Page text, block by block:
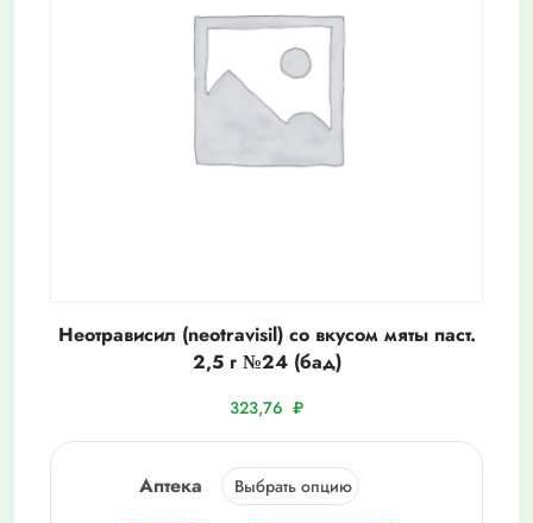
Неотрависил (neotravisil) со вкусом мяты паст.
2,5 г №24 (бад)
323,76 ₽
Аптека